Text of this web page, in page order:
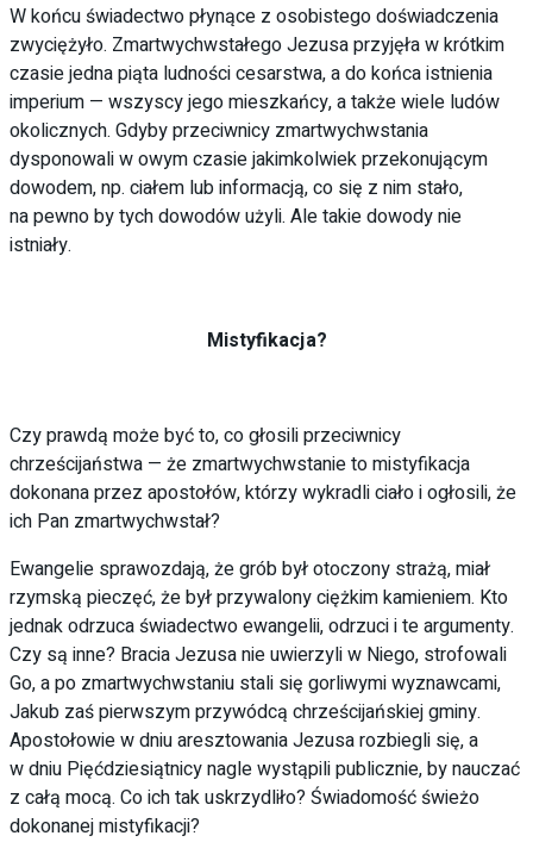
W końcu świadectwo płynące z osobistego doświadczenia
zwyciężyło. Zmartwychwstałego Jezusa przyjęła w krótkim
czasie jedna piąta ludności cesarstwa, a do końca istnienia
imperium — wszyscy jego mieszkańcy, a także wiele ludów
okolicznych. Gdyby przeciwnicy zmartwychwstania
dysponowali w owym czasie jakimkolwiek przekonującym
dowodem, np. ciałem lub informacją, co się z nim stało,
na pewno by tych dowodów użyli. Ale takie dowody nie
istniały.
Mistyfikacja?
Czy prawdą może być to, co głosili przeciwnicy
chrześcijaństwa — że zmartwychwstanie to mistyfikacja
dokonana przez apostołów, którzy wykradli ciało i ogłosili, że
ich Pan zmartwychwstał?
Ewangelie sprawozdają, że grób był otoczony strażą, miał
rzymską pieczęć, że był przywalony ciężkim kamieniem. Kto
jednak odrzuca świadectwo ewangelii, odrzuci i te argumenty.
Czy są inne? Bracia Jezusa nie uwierzyli w Niego, strofowali
Go, a po zmartwychwstaniu stali się gorliwymi wyznawcami,
Jakub zaś pierwszym przywódcą chrześcijańskiej gminy.
Apostołowie w dniu aresztowania Jezusa rozbiegli się, a
w dniu Pięćdziesiątnicy nagle wystąpili publicznie, by nauczać
z całą mocą. Co ich tak uskrzydliło? Świadomość świeżo
dokonanej mistyfikacji?